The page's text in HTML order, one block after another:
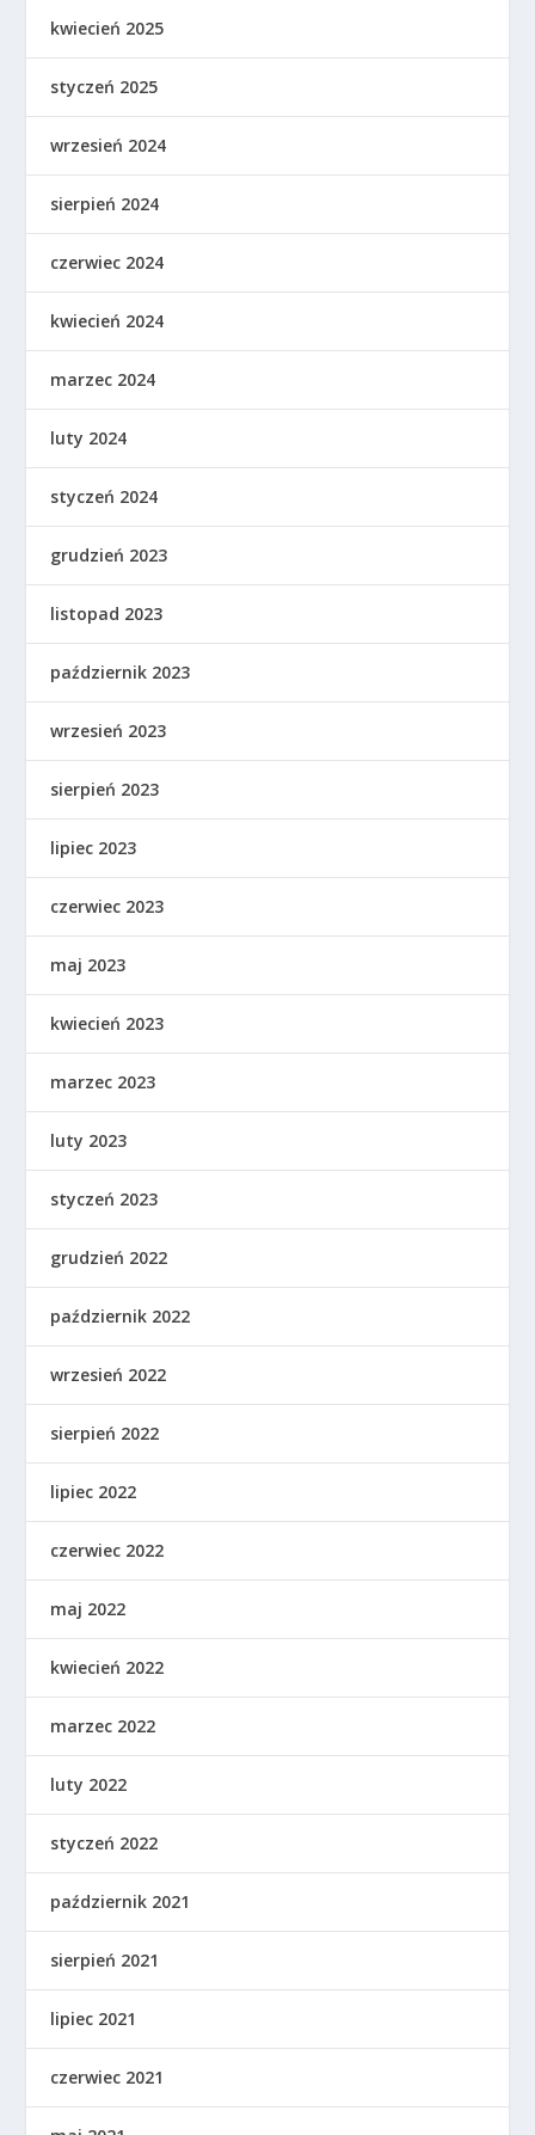
kwiecień 2025
styczeń 2025
wrzesień 2024
sierpień 2024
czerwiec 2024
kwiecień 2024
marzec 2024
luty 2024
styczeń 2024
grudzień 2023
listopad 2023
październik 2023
wrzesień 2023
sierpień 2023
lipiec 2023
czerwiec 2023
maj 2023
kwiecień 2023
marzec 2023
luty 2023
styczeń 2023
grudzień 2022
październik 2022
wrzesień 2022
sierpień 2022
lipiec 2022
czerwiec 2022
maj 2022
kwiecień 2022
marzec 2022
luty 2022
styczeń 2022
październik 2021
sierpień 2021
lipiec 2021
czerwiec 2021